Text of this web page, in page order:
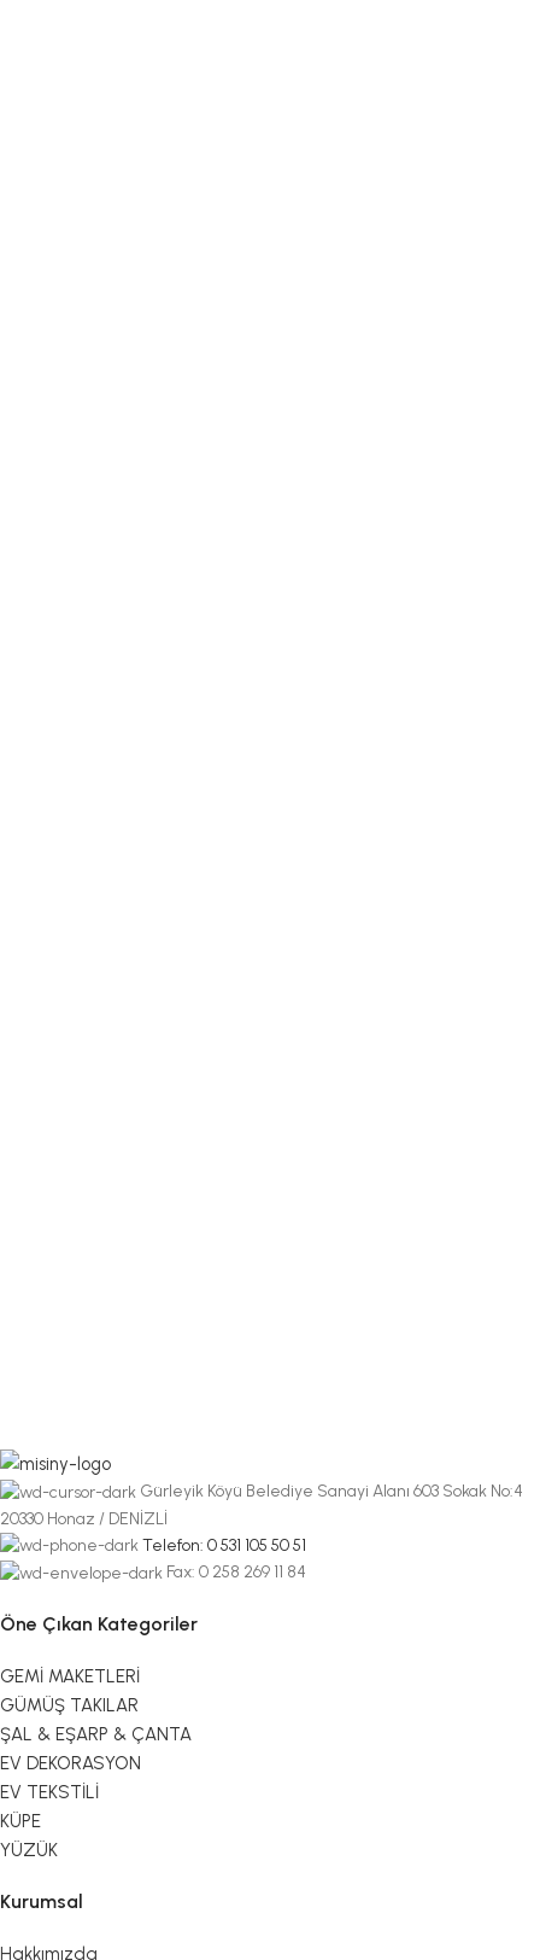
Gürleyik Köyü Belediye Sanayi Alanı 603 Sokak No:4
20330 Honaz / DENİZLİ
Telefon: 0 531 105 50 51
Fax: 0 258 269 11 84
Öne Çıkan Kategoriler
GEMİ MAKETLERİ
GÜMÜŞ TAKILAR
ŞAL & EŞARP & ÇANTA
EV DEKORASYON
EV TEKSTİLİ
KÜPE
YÜZÜK
Kurumsal
Hakkımızda